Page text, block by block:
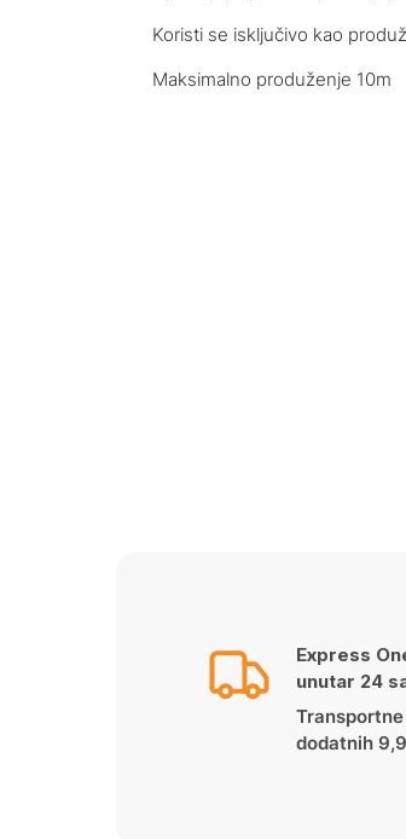
Koristi se isključivo kao
Maksimalno produženje 10m
Express
unutar 24
dodatnih